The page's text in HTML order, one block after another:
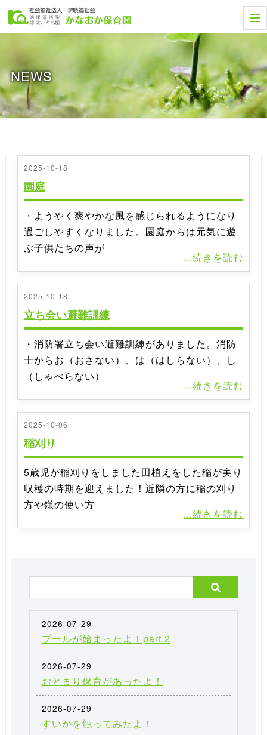
t
o
e
n
a
v
g
a
NEWS
2025-10-18
園庭
・ようやく爽やかな風を感じられるようになり
過ごしやすくなりました。園庭からは元気に遊
ぶ子供たちの声が
...続きを読む
2025-10-18
立ち会い避難訓練
・消防署立ち会い避難訓練がありました。消防
士からお（おさない）、は（はしらない）、し
（しゃべらない）
...続きを読む
2025-10-06
稲刈り
5歳児が稲刈りをしました田植えをした稲が実り
収穫の時期を迎えました！近隣の方に稲の刈り
方や鎌の使い方
...続きを読む
2026-07-29
プールが始まったよ！part.2
2026-07-29
おとまり保育があったよ！
2026-07-29
すいかを触ってみたよ！